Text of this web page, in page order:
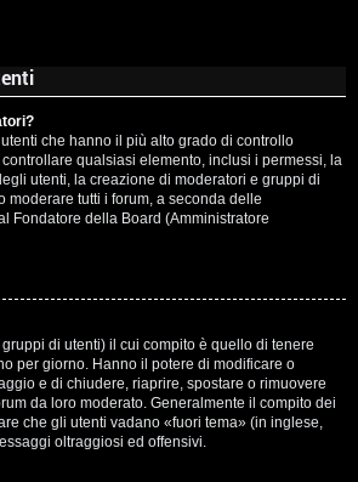
che hanno il più alto grado di controllo
qualsiasi elemento, inclusi i permessi, la
utenti, la creazione di moderatori e gruppi di
moderare tutti i forum, a seconda delle
Fondatore della Board (Amministratore
gruppi di utenti) il cui compito è quello di tenere
per giorno. Hanno il potere di modificare o
e di chiudere, riaprire, spostare o rimuovere
da loro moderato. Generalmente il compito dei
che gli utenti vadano «fuori tema» (in inglese,
oltraggiosi ed offensivi.